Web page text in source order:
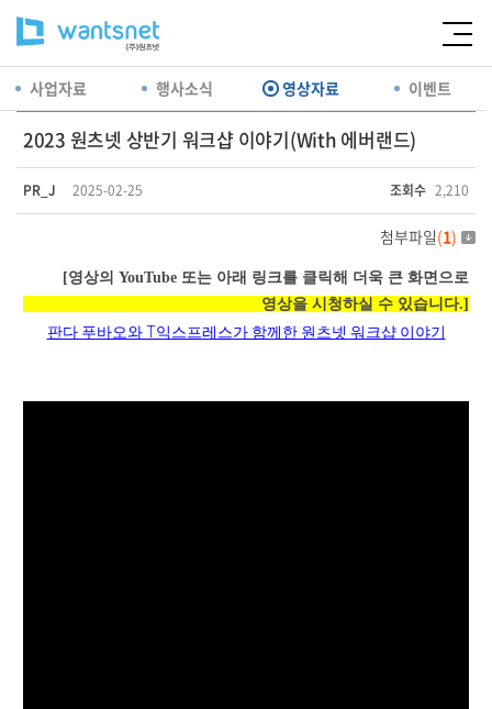
사업자료 행사소식 영상자료 이벤트
2023 원츠넷 상반기 워크샵 이야기(With 에버랜드)
PR_J 2025-02-25 조회수 2,210
첨부파일(1)
[영상의 YouTube 또는 아래 링크를 클릭해 더욱 큰 화면으로
영상을 시청하실 수 있습니다.]
판다 푸바오와 T익스프레스가 함께한 원츠넷 워크샵 이야기